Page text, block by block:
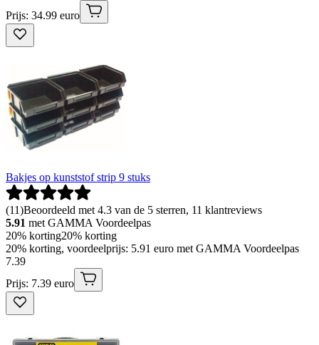
Prijs: 34.99 euro
Bakjes op kunststof strip 9 stuks
(11)Beoordeeld met 4.3 van de 5 sterren, 11 klantreviews
5.91 met GAMMA Voordeelpas
20% korting20% korting
20% korting, voordeelprijs: 5.91 euro met GAMMA Voordeelpas
7.39
Prijs: 7.39 euro